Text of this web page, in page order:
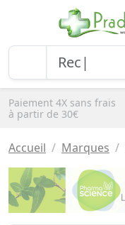
Paiement 4X sans frais
à partir de 30€
Accueil Marques